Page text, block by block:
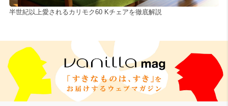
半世紀以上愛されるカリモク60 Kチェアを徹底解説